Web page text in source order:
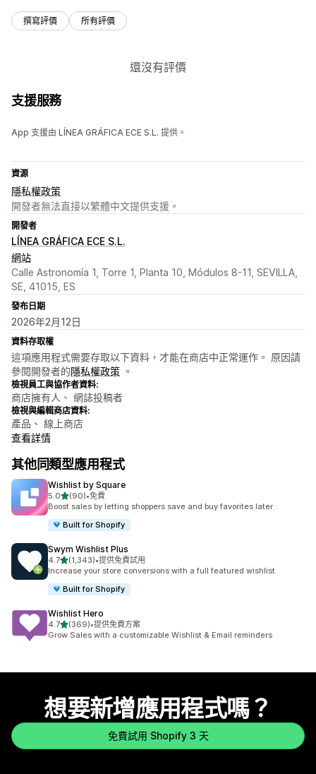
撰寫評價 所有評價
還沒有評價
支援服務
App 支援由 LÍNEA GRÁFICA ECE S.L. 提供。
資源
隱私權政策
開發者無法直接以繁體中文提供支援。
開發者
LÍNEA GRÁFICA ECE S.L.
網站
Calle Astronomía 1, Torre 1, Planta 10, Módulos 8-11, SEVILLA,
SE, 41015, ES
發布日期
2026年2月12日
資料存取權
這項應用程式需要存取以下資料，才能在商店中正常運作。 原因請
參閱開發者的隱私權政策 。
檢視員工與協作者資料:
商店擁有人、 網誌投稿者
檢視與編輯商店資料:
產品、 線上商店
查看詳情
其他同類型應用程式
Wishlist by Square
5.0滿分 5 顆星
(90)
共有 90 則評價
•免費
Boost sales by letting shoppers save and buy favorites later
Built for Shopify
Swym Wishlist Plus
4.7滿分 5 顆星
(1,343)
共有 1343 則評價
•提供免費試用
Increase your store conversions with a full featured wishlist
Built for Shopify
Wishlist Hero
4.7滿分 5 顆星
(369)
共有 369 則評價
•提供免費方案
Grow Sales with a customizable Wishlist & Email reminders
想要新增應用程式嗎？
免費試用 Shopify 3 天